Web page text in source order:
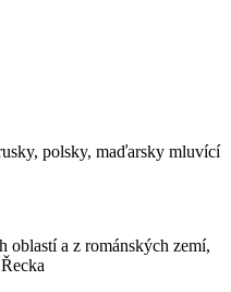
polsky, maďarsky mluvící
oblastí a z románských zemí,